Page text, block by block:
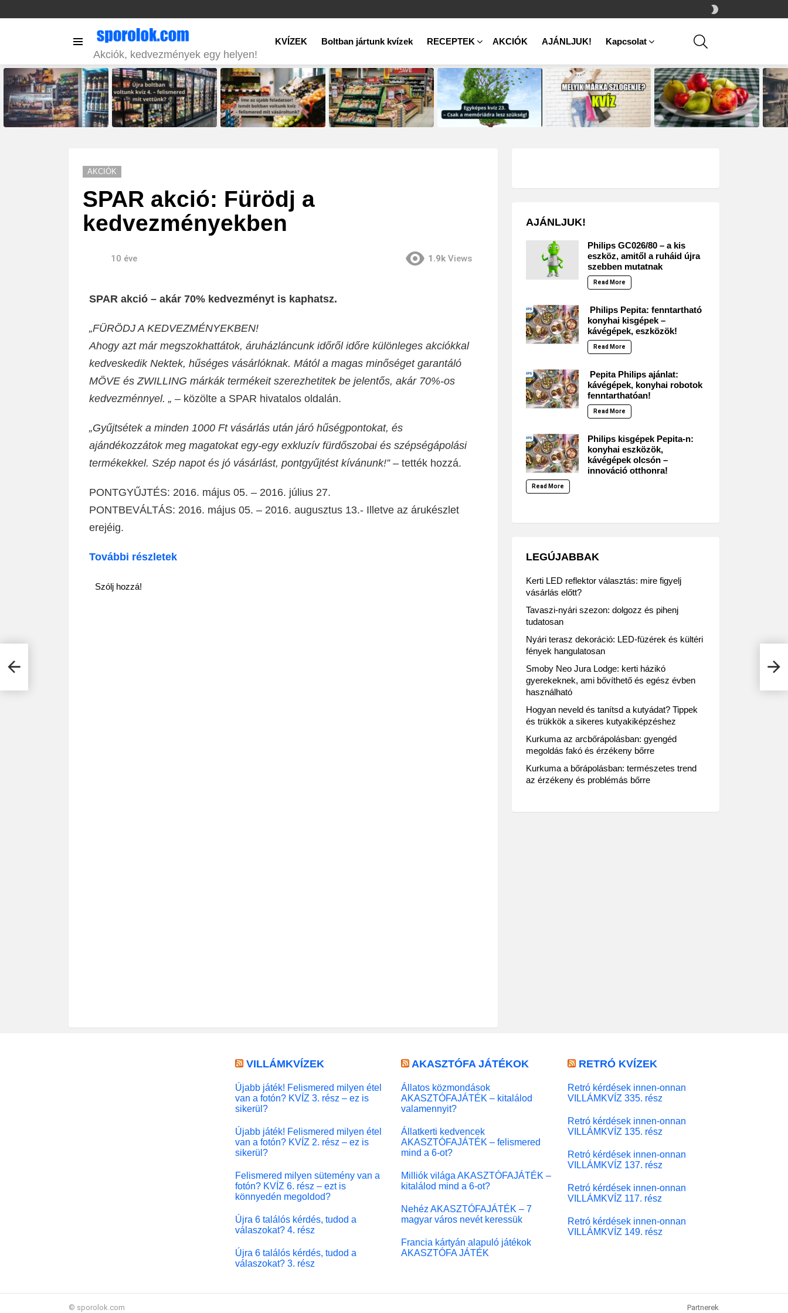
SKIN
Akciók, kedvezmények egy helyen!
KVÍZEK Boltban jártunk kvízek RECEPTEK AKCIÓK AJÁNLJUK! Kapcsolat
STORIES
AKCIÓK
SPAR akció: Fürödj a
kedvezményekben
10 éve 1.9k Views
SPAR akció – akár 70% kedvezményt is kaphatsz.
„FÜRÖDJ A KEDVEZMÉNYEKBEN!
Ahogy azt már megszokhattátok, áruházláncunk időről időre különleges akciókkal
kedveskedik Nektek, hűséges vásárlóknak. Mától a magas minőséget garantáló
MÖVE és ZWILLING márkák termékeit szerezhetitek be jelentős, akár 70%-os
kedvezménnyel. „ – közölte a SPAR hivatalos oldalán.
„Gyűjtsétek a minden 1000 Ft vásárlás után járó hűségpontokat, és
ajándékozzátok meg magatokat egy-egy exkluzív fürdőszobai és szépségápolási
termékekkel. Szép napot és jó vásárlást, pontgyűjtést kívánunk!”– tették hozzá.
PONTGYŰJTÉS: 2016. május 05. – 2016. július 27.
PONTBEVÁLTÁS: 2016. május 05. – 2016. augusztus 13.- Illetve az árukészlet
erejéig.
További részletek
Szólj hozzá!
A
AJÁNLJUK!
Philips GC026/80 – a kis
eszköz, amitől a ruháid újra
szebben mutatnak
Read More
Philips Pepita: fenntartható
konyhai kisgépek –
kávégépek, eszközök!
Read More
Pepita Philips ajánlat:
kávégépek, konyhai robotok
fenntarthatóan!
Read More
Philips kisgépek Pepita-n:
konyhai eszközök,
kávégépek olcsón –
innováció otthonra!
Read More
LEGÚJABBAK
Kerti LED reflektor választás: mire figyelj
vásárlás előtt?
Tavaszi-nyári szezon: dolgozz és pihenj
tudatosan
Nyári terasz dekoráció: LED-füzérek és kültéri
fények hangulatosan
Smoby Neo Jura Lodge: kerti házikó
gyerekeknek, ami bővíthető és egész évben
használható
Hogyan neveld és tanítsd a kutyádat? Tippek
és trükkök a sikeres kutyakiképzéshez
Kurkuma az arcbőrápolásban: gyengéd
megoldás fakó és érzékeny bőrre
Kurkuma a bőrápolásban: természetes trend
az érzékeny és problémás bőrre
VILLÁMKVÍZEK
Újabb játék! Felismered milyen étel
van a fotón? KVÍZ 3. rész – ez is
sikerül?
Újabb játék! Felismered milyen étel
van a fotón? KVÍZ 2. rész – ez is
sikerül?
Felismered milyen sütemény van a
fotón? KVÍZ 6. rész – ezt is
könnyedén megoldod?
Újra 6 találós kérdés, tudod a
válaszokat? 4. rész
Újra 6 találós kérdés, tudod a
válaszokat? 3. rész
AKASZTÓFA JÁTÉKOK
Állatos közmondások
AKASZTÓFAJÁTÉK – kitalálod
valamennyit?
Állatkerti kedvencek
AKASZTÓFAJÁTÉK – felismered
mind a 6-ot?
Milliók világa AKASZTÓFAJÁTÉK –
kitalálod mind a 6-ot?
Nehéz AKASZTÓFAJÁTÉK – 7
magyar város nevét keressük
Francia kártyán alapuló játékok
AKASZTÓFA JÁTÉK
RETRÓ KVÍZEK
Retró kérdések innen-onnan
VILLÁMKVÍZ 335. rész
Retró kérdések innen-onnan
VILLÁMKVÍZ 135. rész
Retró kérdések innen-onnan
VILLÁMKVÍZ 137. rész
Retró kérdések innen-onnan
VILLÁMKVÍZ 117. rész
Retró kérdések innen-onnan
VILLÁMKVÍZ 149. rész
© sporolok.com Partnerek